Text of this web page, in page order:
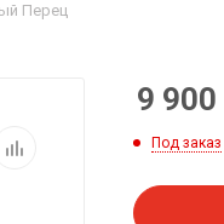
Перец
9 900
Под заказ